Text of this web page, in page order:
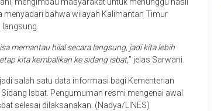
menyadari bahwa wilayah Kalimantan Timur
memantau hilal secara langsung, jadi kita lebih
kita kembalikan ke sidang isbat,” jelas Sarwani.
salah satu data informasi bagi Kementerian
Isbat. Pengumuman resmi mengenai awal
selesai dilaksanakan. (Nadya/LINES)